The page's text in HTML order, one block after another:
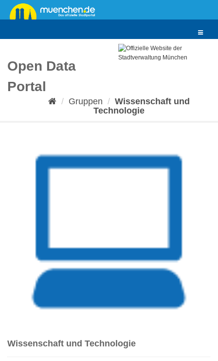
Überspringen
zum
Toggle
Open Data
Portal
Gruppen
Wissenschaft und
Technologie
Wissenschaft und Technologie